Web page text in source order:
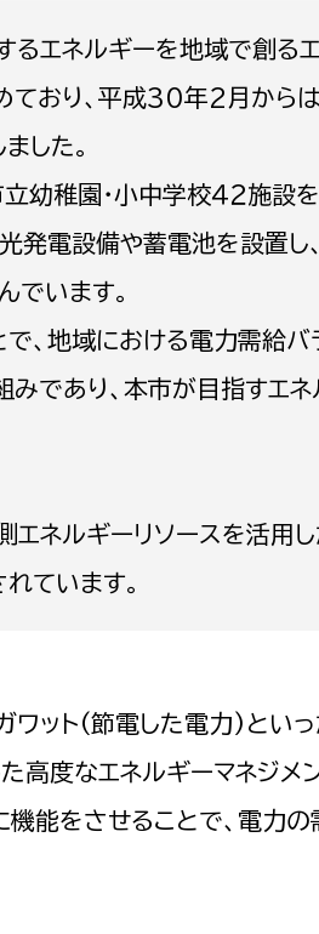
都市基盤
市民活動・地域づくり
病院
文化政
生涯学
図書館
スポー
経済部
産業政
水産海
患者サ
病院管
病院管
るエネルギーを地域で創る
おり、平成30年2月からは
した。
幼稚園・小中学校４２施設
発電設備や蓄電池を設置
でいます。
、地域における電力需給バ
みであり、本市が目指すエ
ネルギーリソースを活用し
ています。
ワット(節電した電力)とい
高度なエネルギーマネジメ
機能をさせることで、電力